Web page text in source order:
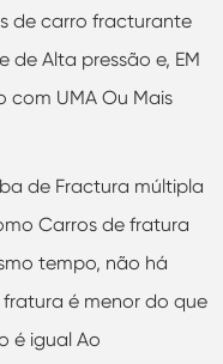
de carro fracturante
Alta pressão e, EM
UMA Ou Mais
de Fractura múltipla
Carros de fratura
tempo, não há
é menor do que
é igual Ao